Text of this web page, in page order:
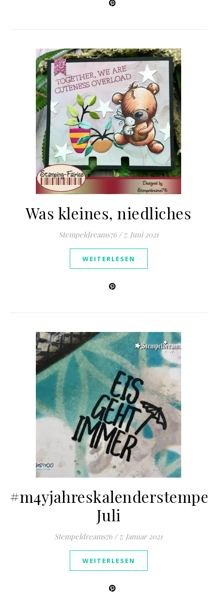
Was kleines, niedliches
Stempeldreams76 / 7. Juni 2021
WEITERLESEN
#m4yjahreskalenderstempel
Juli
Stempeldreams76 / 7. Januar 2021
WEITERLESEN